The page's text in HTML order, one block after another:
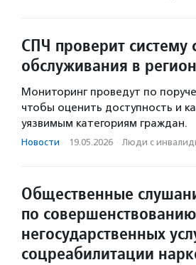
СПЧ проверит систему
обслуживания в
Мониторинг проведут по
чтобы оценить доступность и
уязвимым категориям граждан.
Новости · 19.05.2026 · Люди с
Общественные
по
негосударственных
соцреабилитации